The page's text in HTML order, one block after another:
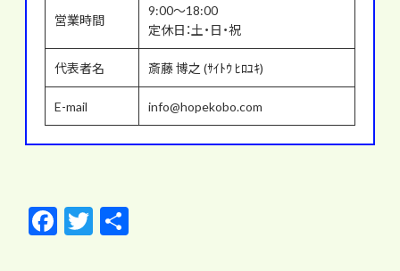
営業時間
9:00～18:00
定休日：土・日・祝
代表者名 斎藤 博之 (ｻｲﾄｳ ﾋﾛﾕｷ)
E-mail info@hopekobo.com
F
ac
T
w